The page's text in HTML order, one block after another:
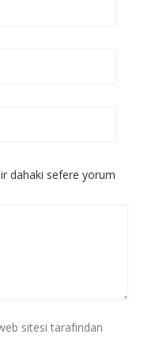
dahaki sefere yorum
sitesi tarafından